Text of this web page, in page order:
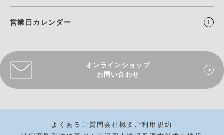
営業日カレンダー
オンラインショップ
お問い合わせ
よくあるご質問 会社概要 ご利用規約